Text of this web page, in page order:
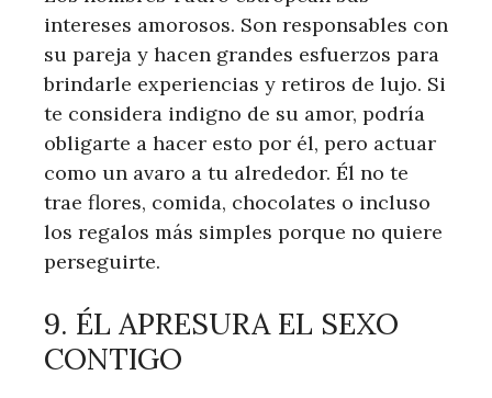
intereses amorosos. Son responsables con
su pareja y hacen grandes esfuerzos para
brindarle experiencias y retiros de lujo. Si
te considera indigno de su amor, podría
obligarte a hacer esto por él, pero actuar
como un avaro a tu alrededor. Él no te
trae flores, comida, chocolates o incluso
los regalos más simples porque no quiere
perseguirte.
9. ÉL APRESURA EL SEXO
CONTIGO